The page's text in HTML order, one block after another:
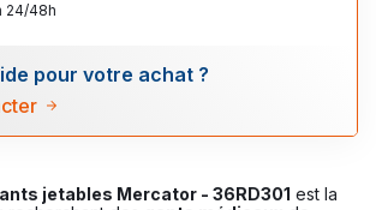
jetables Mercator - 36RD301 est la
24/48h
pour votre achat ?